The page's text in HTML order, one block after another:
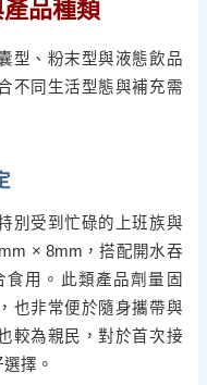
品種類
型、粉末型與液態飲品
不同生活型態與補充需
別受到忙碌的上班族與
× 8mm，搭配開水吞
用。此類產品劑量固
也非常便於隨身攜帶與
較為親民，對於首次接
擇。